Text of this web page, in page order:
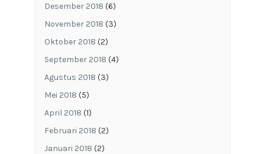
Desember 2018 (6)
November 2018 (3)
Oktober 2018 (2)
September 2018 (4)
Agustus 2018 (3)
Mei 2018 (5)
April 2018 (1)
Februari 2018 (2)
Januari 2018 (2)